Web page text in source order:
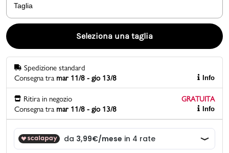
Carrello
Promo & News
negozi
contatti
pcard
Gift card
Taglia
Seleziona una taglia
Spedizione standard
Consegna tra mar 11/8 - gio 13/8 Info
Ritira in negozio
GRATUITA
Consegna tra mar 11/8 - gio 13/8 Info